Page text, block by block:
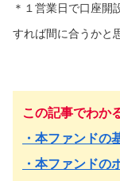
＊１営業日で口座開
すれば間に合うかと
この記事でわか
・本ファンドの
・本ファンドの